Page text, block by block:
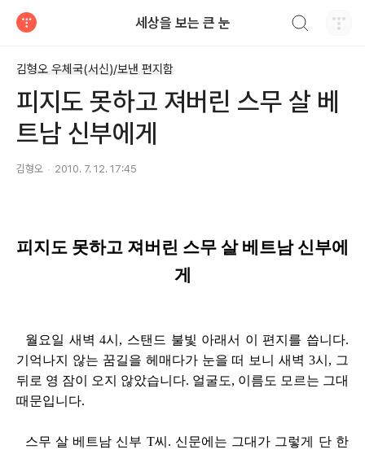
세상을 보는 큰 눈
김형오 우체국(서신)/보낸 편지함
피지도 못하고 져버린 스무 살 베
트남 신부에게
김형오 2010. 7. 12. 17:45
피지도 못하고 져버린 스무 살 베트남 신부에
게
월요일 새벽 4시, 스탠드 불빛 아래서 이 편지를 씁니다.
기억나지 않는 꿈길을 헤매다가 눈을 떠 보니 새벽 3시, 그
뒤로 영 잠이 오지 않았습니다. 얼굴도, 이름도 모르는 그대
때문입니다.
스무 살 베트남 신부 T씨. 신문에는 그대가 그렇게 단 한